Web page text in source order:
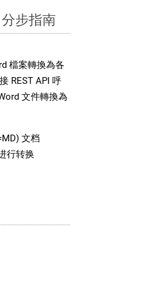
步指南
檔案轉換為各
REST API 呼
文件轉換為
文档
行转换